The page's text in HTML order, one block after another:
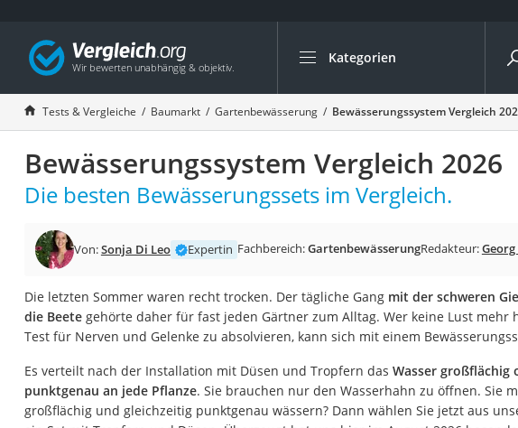
Kategorien
Die beliebtesten Vergleiche nach
Baumarkt
Tresor feuerfest
Makita-Akku-Rasenmäher
Kappsäge
Smartes Türschloss
Akku-Rasentrimmer
Split-Klimaanlage 2 Innengeräte
Pelletofen
Tiefbrunnenpumpe
Fliesenschneider
Tests & Vergleiche Baumarkt Gartenbewässerung Bewässerungssystem Vergleich
Bewässerungssystem Vergleich 2026
Die besten Bewässerungssets im Vergleich.
Von:Sonja Di Leo Expertin Fachbereich:GartenbewässerungRedakteur:Georg
Die letzten Sommer waren recht trocken. Der tägliche Gang mit der schweren
die Beetegehörte daher für fast jeden Gärtner zum Alltag. Wer keine Lust mehr
Test für Nerven und Gelenke zu absolvieren, kann sich mit einem
Es verteilt nach der Installation mit Düsen und Tropfern das Wasser großflächig
punktgenau an jede Pflanze. Sie brauchen nur den Wasserhahn zu öffnen. Sie
großflächig und gleichzeitig punktgenau wässern? Dann wählen Sie jetzt aus